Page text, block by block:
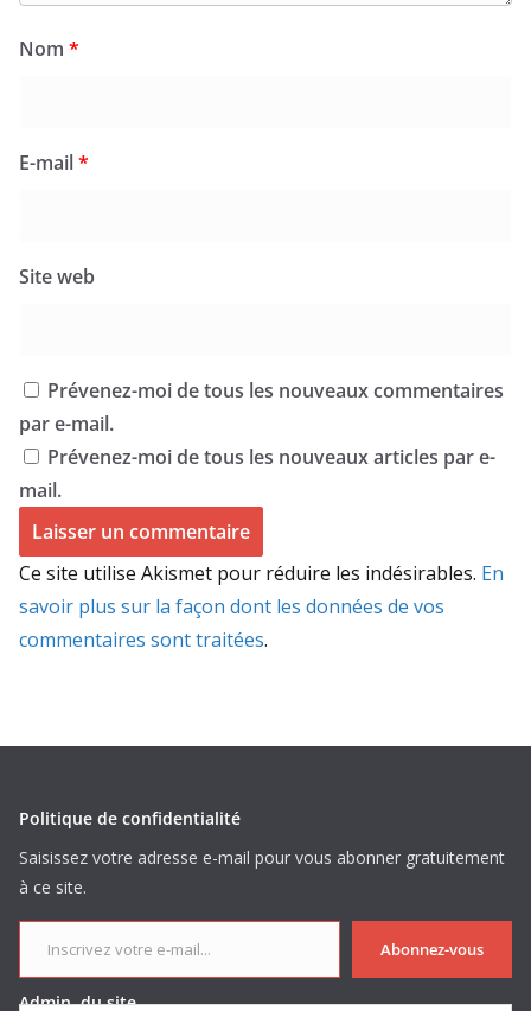
Nom *
E-mail*
Site web
Prévenez-moi de tous les nouveaux commentaires
par e-mail.
Prévenez-moi de tous les nouveaux articles par e-
mail.
Ce site utilise Akismet pour réduire les indésirables. En
savoir plus sur la façon dont les données de vos
commentaires sont traitées.
Politique de confidentialité
Saisissez votre adresse e-mail pour vous abonner gratuitement
à ce site.
Inscrivez votre e-mail...
Abonnez-vous
Admin. du site